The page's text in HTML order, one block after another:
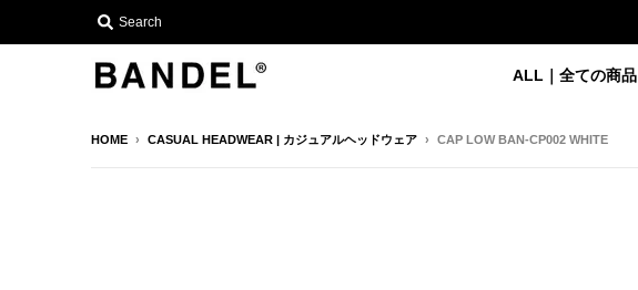
Search
ALL｜全ての商品
HOME › CASUAL HEADWEAR | カジュアルヘッドウェア › CAP LOW BAN-CP002 WHITE